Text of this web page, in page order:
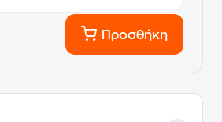
Προσθήκη